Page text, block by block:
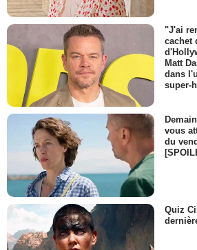
"J'ai
cachet
Matt
dans
super-
vous
du
Quiz